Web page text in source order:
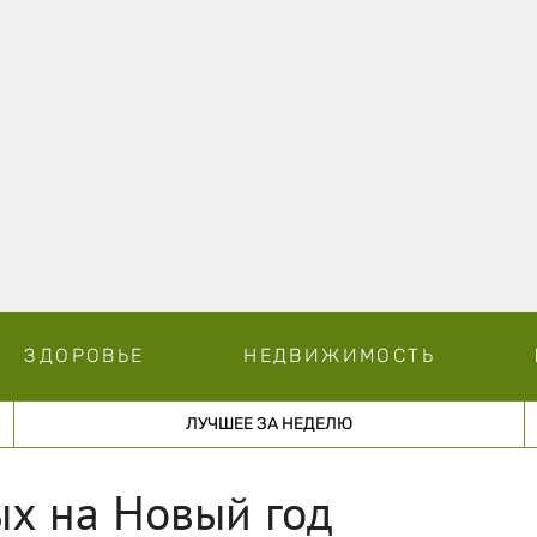
ЗДОРОВЬЕ НЕДВИЖИМОСТЬ
ЛУЧШЕЕ ЗА НЕДЕЛЮ
на Новый год